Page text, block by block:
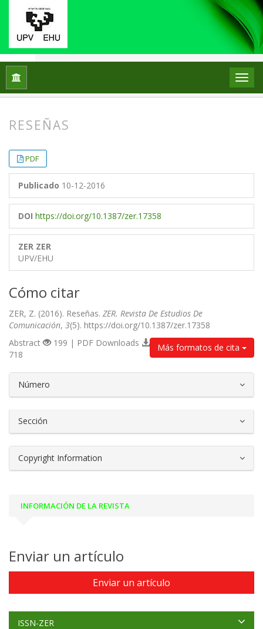
Inicio
RESEÑAS
PDF
Publicado 10-12-2016
DOI https://doi.org/10.1387/zer.17358
ZER ZER
UPV/EHU
Cómo citar
ZER, Z. (2016). Reseñas. ZER. Revista De Estudios De
Comunicación, 3(5). https://doi.org/10.1387/zer.17358
Más formatos de cita
Abstract
199 | PDF Downloads
718
Número
Sección
Copyright Information
INFORMACIÓN DE LA REVISTA
Enviar un artículo
Enviar un artículo
ISSN-ZER